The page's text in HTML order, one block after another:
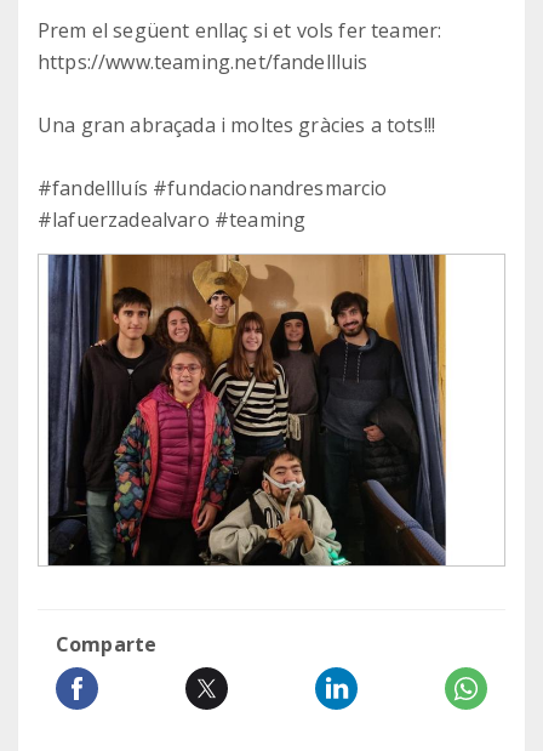
Prem el següent enllaç si et vols fer teamer:
https://www.teaming.net/fandellluis
Una gran abraçada i moltes gràcies a tots!!!
#fandellluís #fundacionandresmarcio
#lafuerzadealvaro #teaming
Comparte